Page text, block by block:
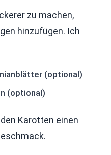
zu machen,
hinzufügen. Ich
(optional)
(optional)
Karotten einen